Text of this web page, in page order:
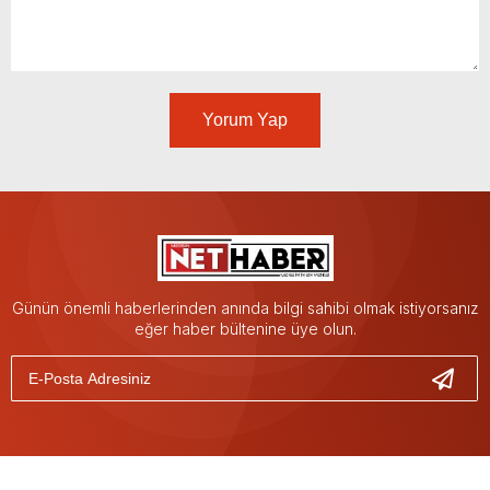
Yorum Yap
Günün önemli haberlerinden anında bilgi sahibi olmak istiyorsanız
eğer haber bültenine üye olun.